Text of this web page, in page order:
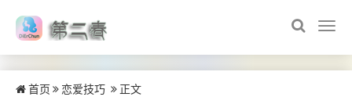
首页 恋爱技巧 正文